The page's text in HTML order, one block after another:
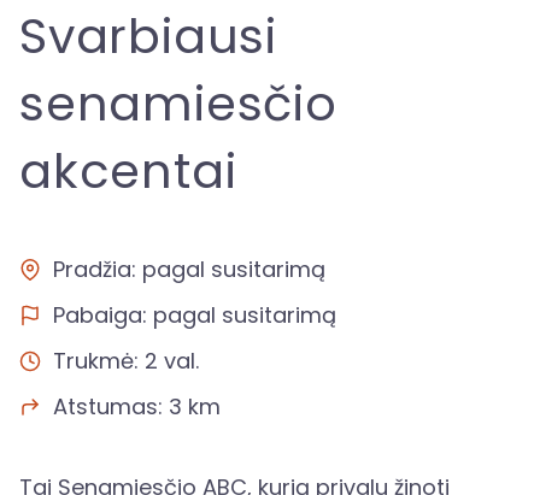
Svarbiausi
senamiesčio
akcentai
Pradžia: pagal susitarimą
Pabaiga: pagal susitarimą
Trukmė: 2 val.
Atstumas: 3 km
Tai Senamiesčio ABC, kurią privalu žinoti